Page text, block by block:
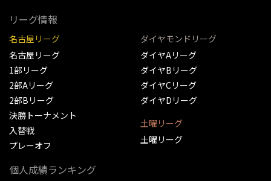
リーグ情報
名古屋リーグ
名古屋リーグ
1部リーグ
2部Aリーグ
2部Bリーグ
決勝トーナメント
入替戦
プレーオフ
ダイヤモンドリーグ
ダイヤAリーグ
ダイヤBリーグ
ダイヤCリーグ
ダイヤDリーグ
土曜リーグ
土曜リーグ
個人成績ランキング